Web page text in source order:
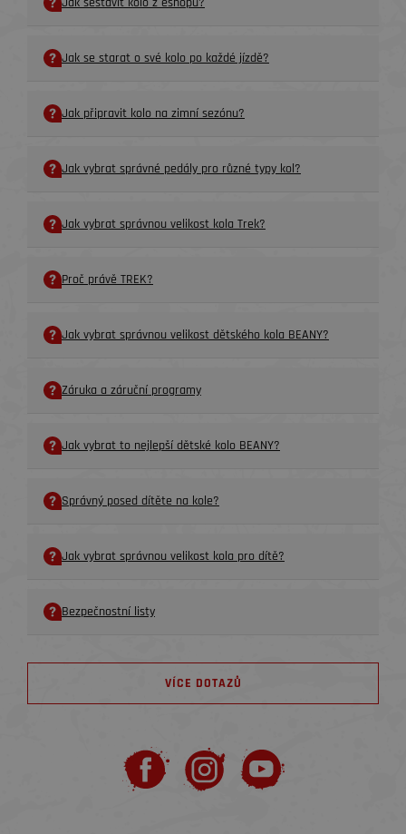
Jak se starat o své kolo po každé jízdě?
Jak připravit kolo na zimní sezónu?
Jak vybrat správné pedály pro různé typy kol?
Jak vybrat správnou velikost kola Trek?
Proč právě TREK?
Jak vybrat správnou velikost dětského kola BEANY?
Záruka a záruční programy
Jak vybrat to nejlepší dětské kolo BEANY?
Správný posed dítěte na kole?
Jak vybrat správnou velikost kola pro dítě?
Bezpečnostní listy
VÍCE DOTAZŮ